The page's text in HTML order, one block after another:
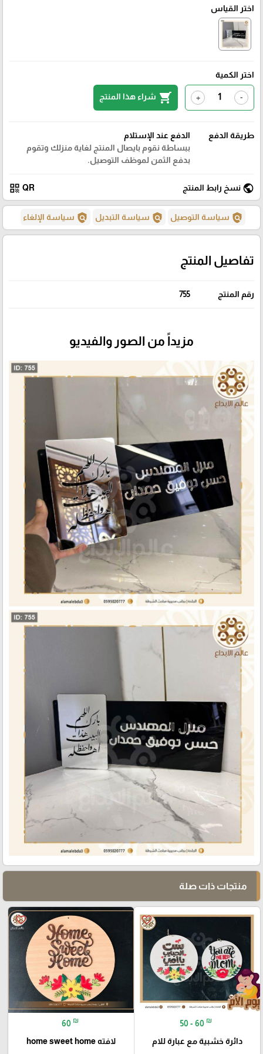
اختر القياس
اختر الكمية
-
+
shopping_cart شراء هذا المنتج
طريقة الدفع
الدفع عند الإستلام
ببساطة نقوم بايصال المنتج لغاية منزلك وتقوم
بدفع الثمن لموظف التوصيل.
public نسخ رابط المنتج QR
qr_code
policy سياسة التوصيل policy سياسة التبديل policy سياسة الإلغاء
تفاصيل المنتج
رقم المنتج 755
مزيداً من الصور والفيديو
منتجات ذات صلة
favorite_border
50 - 60 ₪
دائرة خشبية مع عبارة للام
favorite_border
60 ₪
لافته home sweet home